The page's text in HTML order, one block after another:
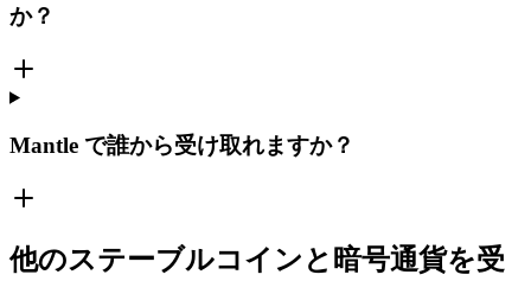
か？
Mantle で誰から受け取れますか？
他のステーブルコインと暗号通貨を受